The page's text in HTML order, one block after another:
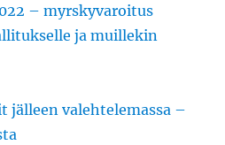
– myrskyvaroitus
ja muillekin
jälleen valehtelemassa –